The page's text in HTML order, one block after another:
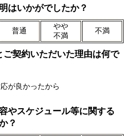
はいかがでしたか？
普通
やや
不満
不満
ご契約いただいた理由は何で
が良かったから
やスケジュール等に関する
？